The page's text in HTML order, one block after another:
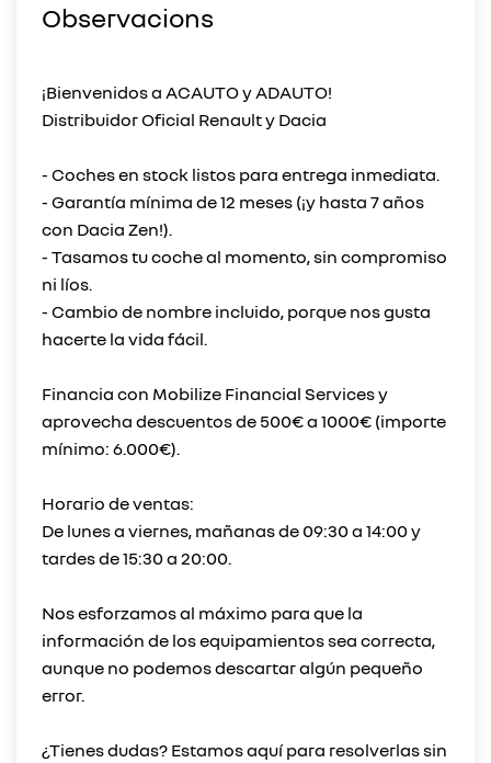
Observacions
¡Bienvenidos a ACAUTO y ADAUTO!
Distribuidor Oficial Renault y Dacia
- Coches en stock listos para entrega inmediata.
- Garantía mínima de 12 meses (¡y hasta 7 años
con Dacia Zen!).
- Tasamos tu coche al momento, sin compromiso
ni líos.
- Cambio de nombre incluido, porque nos gusta
hacerte la vida fácil.
Financia con Mobilize Financial Services y
aprovecha descuentos de 500€ a 1000€ (importe
mínimo: 6.000€).
Horario de ventas:
De lunes a viernes, mañanas de 09:30 a 14:00 y
tardes de 15:30 a 20:00.
Nos esforzamos al máximo para que la
información de los equipamientos sea correcta,
aunque no podemos descartar algún pequeño
error.
¿Tienes dudas? Estamos aquí para resolverlas sin